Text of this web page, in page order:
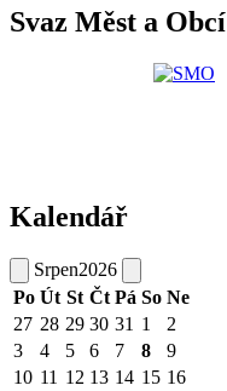
Svaz Měst a Obcí
Kalendář
Srpen2026
Po Út St Čt Pá So Ne
27 28 29 30 31 1
2
3
4 5 6 7 8
9
10 11 12 13 14 15 16